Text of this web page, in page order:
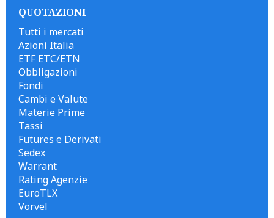
QUOTAZIONI
Tutti i mercati
Azioni Italia
ETF ETC/ETN
Obbligazioni
Fondi
Cambi e Valute
Materie Prime
Tassi
Futures e Derivati
Sedex
Warrant
Rating Agenzie
EuroTLX
Vorvel